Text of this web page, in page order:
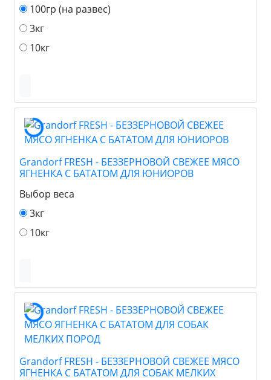
100гр (на развес)
3кг
10кг
Grandorf FRESH - БЕЗЗЕРНОВОЙ СВЕЖЕЕ МЯСО
ЯГНЕНКА С БАТАТОМ ДЛЯ ЮНИОРОВ
Выбор веса
3кг
10кг
Grandorf FRESH - БЕЗЗЕРНОВОЙ СВЕЖЕЕ МЯСО
ЯГНЕНКА С БАТАТОМ ДЛЯ СОБАК МЕЛКИХ